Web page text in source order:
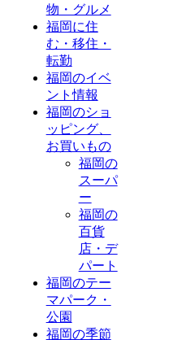
物・グルメ
福岡に住
む・移住・
転勤
福岡のイベ
ント情報
福岡のショ
ッピング、
お買いもの
福岡の
スーパ
ー
福岡の
百貨
店・デ
パート
福岡のテー
マパーク・
公園
福岡の季節